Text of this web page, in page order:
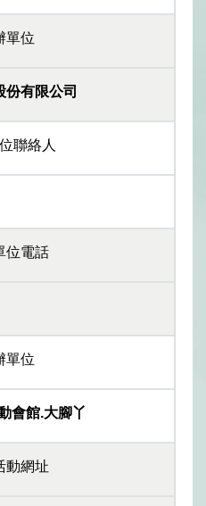
單位
份有限公司
聯絡人
位電話
單位
會館.大腳丫
動網址